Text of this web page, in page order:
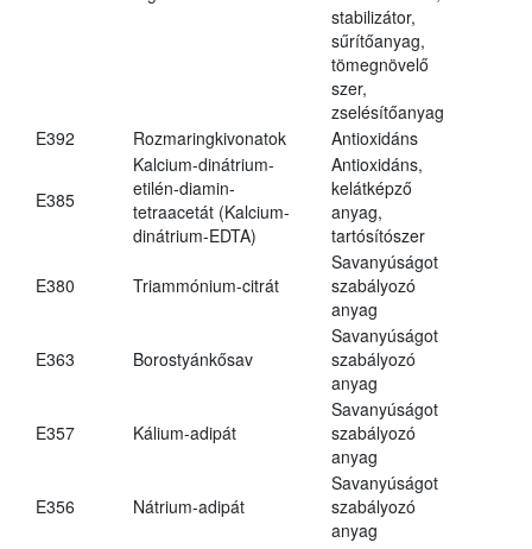
stabilizátor,
sűrítőanyag,
tömegnövelő
szer,
zselésítőanyag
E392
Rozmaringkivonatok Antioxidáns
E385
Kalcium-dinátrium-
etilén-diamin-
tetraacetát (Kalcium-
dinátrium-EDTA)
Antioxidáns,
kelátképző
anyag,
tartósítószer
E380 Triammónium-citrát
Savanyúságot
szabályozó
anyag
E363 Borostyánkősav
Savanyúságot
szabályozó
anyag
E357 Kálium-adipát
Savanyúságot
szabályozó
anyag
E356 Nátrium-adipát
Savanyúságot
szabályozó
anyag